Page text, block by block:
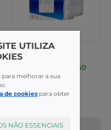
Articulações E Pernas
Cansadas
Condotril Comp X 60
COMPRAR
UTILIZA
para melhorar a sua
de cookies para obter
NÃO ESSENCIAIS